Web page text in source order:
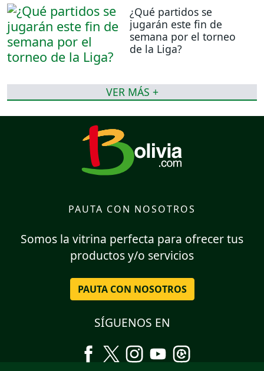
¿Qué partidos se
jugarán este fin de
semana por el torneo
de la Liga?
VER MÁS +
PAUTA CON NOSOTROS
Somos la vitrina perfecta para ofrecer tus
productos y/o servicios
PAUTA CON NOSOTROS
SÍGUENOS EN